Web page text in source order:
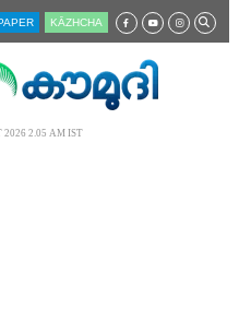
KĀZHCHA
2026 2.05 AM IST